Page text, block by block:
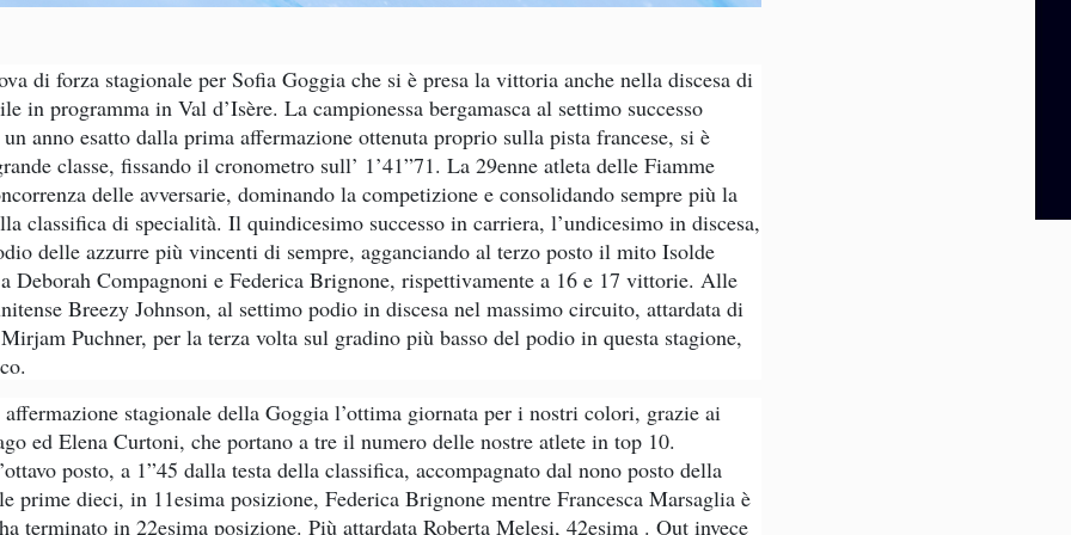
di forza stagionale per Sofia Goggia che si è presa la vittoria anche nella discesa di
in programma in Val d’Isère. La campionessa bergamasca al settimo successo
anno esatto dalla prima affermazione ottenuta proprio sulla pista francese, si è
classe, fissando il cronometro sull’ 1’41”71. La 29enne atleta delle Fiamme
delle avversarie, dominando la competizione e consolidando sempre più la
classifica di specialità. Il quindicesimo successo in carriera, l’undicesimo in discesa,
delle azzurre più vincenti di sempre, agganciando al terzo posto il mito Isolde
Deborah Compagnoni e Federica Brignone, rispettivamente a 16 e 17 vittorie. Alle
Breezy Johnson, al settimo podio in discesa nel massimo circuito, attardata di
Puchner, per la terza volta sul gradino più basso del podio in questa stagione,
stagionale della Goggia l’ottima giornata per i nostri colori, grazie ai
ed Elena Curtoni, che portano a tre il numero delle nostre atlete in top 10.
posto, a 1”45 dalla testa della classifica, accompagnato dal nono posto della
prime dieci, in 11esima posizione, Federica Brignone mentre Francesca Marsaglia è
terminato in 22esima posizione. Più attardata Roberta Melesi, 42esima . Out invece